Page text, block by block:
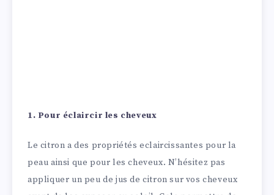
1. Pour éclaircir les cheveux
Le citron a des propriétés eclaircissantes pour la
peau ainsi que pour les cheveux. N’hésitez pas
appliquer un peu de jus de citron sur vos cheveux